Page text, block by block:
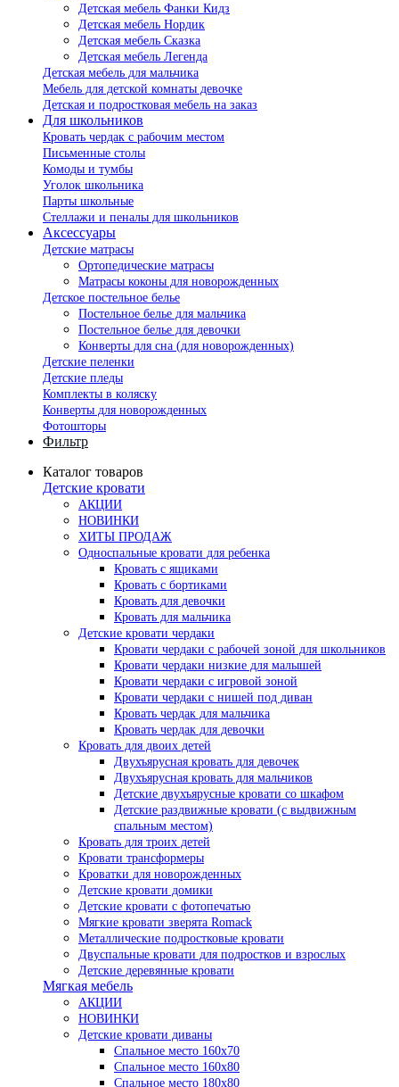
Детская мебель Фанки Кидз
Детская мебель Нордик
Детская мебель Сказка
Детская мебель Легенда
Детская мебель для мальчика
Мебель для детской комнаты девочке
Детская и подростковая мебель на заказ
Для школьников
Кровать чердак с рабочим местом
Письменные столы
Комоды и тумбы
Уголок школьника
Парты школьные
Стеллажи и пеналы для школьников
Аксессуары
Детские матрасы
Ортопедические матрасы
Матрасы коконы для новорожденных
Детское постельное белье
Постельное белье для мальчика
Постельное белье для девочки
Конверты для сна (для новорожденных)
Детские пеленки
Детские пледы
Комплекты в коляску
Конверты для новорожденных
Фотошторы
Фильтр
Каталог товаров
Детские кровати
АКЦИИ
НОВИНКИ
ХИТЫ ПРОДАЖ
Односпальные кровати для ребенка
Кровать с ящиками
Кровать с бортиками
Кровать для девочки
Кровать для мальчика
Детские кровати чердаки
Кровати чердаки с рабочей зоной для школьников
Кровати чердаки низкие для малышей
Кровати чердаки с игровой зоной
Кровати чердаки с нишей под диван
Кровать чердак для мальчика
Кровать чердак для девочки
Кровать для двоих детей
Двухъярусная кровать для девочек
Двухъярусная кровать для мальчиков
Детские двухъярусные кровати со шкафом
Детские раздвижные кровати (с выдвижным
спальным местом)
Кровать для троих детей
Кровати трансформеры
Кроватки для новорожденных
Детские кровати домики
Детские кровати с фотопечатью
Мягкие кровати зверята Romack
Металлические подростковые кровати
Двуспальные кровати для подростков и взрослых
Детские деревянные кровати
Мягкая мебель
АКЦИИ
НОВИНКИ
Детские кровати диваны
Спальное место 160х70
Спальное место 160х80
Спальное место 180х80